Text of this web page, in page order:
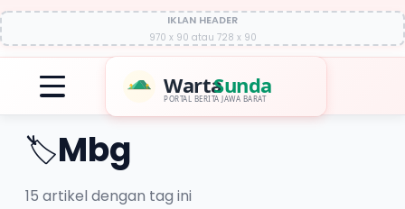
IKLAN HEADER
970 x 90 atau 728 x 90
WartaSunda
PORTAL BERITA JAWA BARAT
🏷️Mbg
15 artikel dengan tag ini